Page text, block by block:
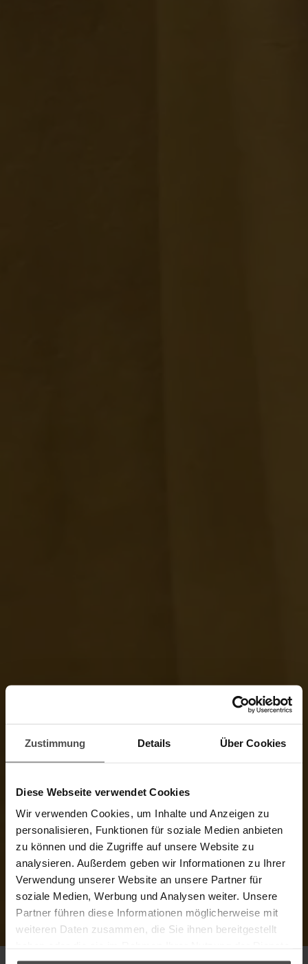
Zustimmung Details Über Cookies
Diese Webseite verwendet Cookies
Wir verwenden Cookies, um Inhalte und Anzeigen zu
personalisieren, Funktionen für soziale Medien anbieten
zu können und die Zugriffe auf unsere Website zu
analysieren. Außerdem geben wir Informationen zu Ihrer
Verwendung unserer Website an unsere Partner für
soziale Medien, Werbung und Analysen weiter. Unsere
Partner führen diese Informationen möglicherweise mit
weiteren Daten zusammen, die Sie ihnen bereitgestellt